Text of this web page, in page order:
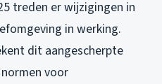
treden er wijzigingen in
in werking.
dit aangescherpte
voor